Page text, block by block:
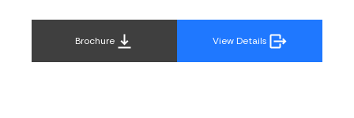
Brochure View Details